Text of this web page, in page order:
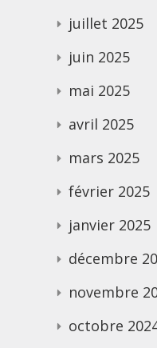
juillet 2025
juin 2025
mai 2025
avril 2025
mars 2025
février 2025
janvier 2025
décembre
novembre
octobre